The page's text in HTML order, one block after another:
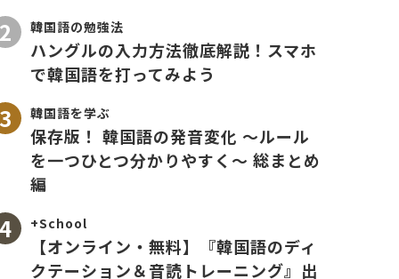
韓国語の勉強法
ハングルの入力方法徹底解説！スマホ
で韓国語を打ってみよう
韓国語を学ぶ
保存版！ 韓国語の発音変化 〜ルール
を一つひとつ分かりやすく〜 総まとめ
編
+School
【オンライン・無料】『韓国語のディ
クテーション＆音読トレーニング』出